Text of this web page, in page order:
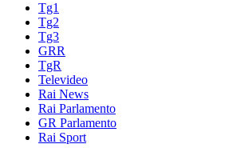
Tg1
Tg2
Tg3
GRR
TgR
Televideo
Rai News
Rai Parlamento
GR Parlamento
Rai Sport